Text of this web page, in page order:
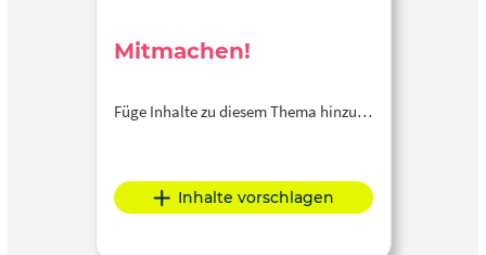
Mitmachen!
Füge Inhalte zu diesem Thema hinzu…
Inhalte vorschlagen